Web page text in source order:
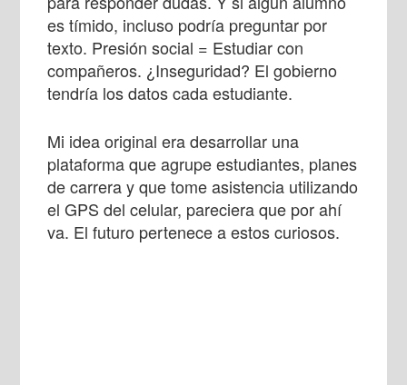
es tímido, incluso podría preguntar por
texto. Presión social = Estudiar con
compañeros. ¿Inseguridad? El gobierno
tendría los datos cada estudiante.
Mi idea original era desarrollar una
plataforma que agrupe estudiantes, planes
de carrera y que tome asistencia utilizando
el GPS del celular, pareciera que por ahí
va. El futuro pertenece a estos curiosos.